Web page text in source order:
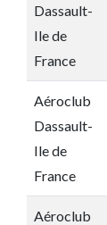
Dassault-
Ile de
France
Aéroclub
Dassault-
Ile de
France
Aéroclub